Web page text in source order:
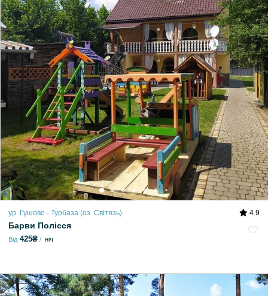
ур. Гушово - Турбаза (оз. Світязь) 4.9
Барви Полісся
Від 425₴ ніч